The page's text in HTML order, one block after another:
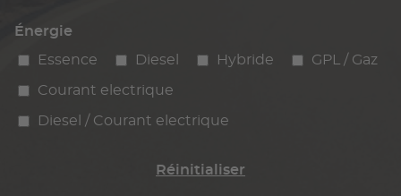
Énergie
Essence
Diesel Hybride GPL / Gaz
Courant electrique
Diesel / Courant electrique
Réinitialiser